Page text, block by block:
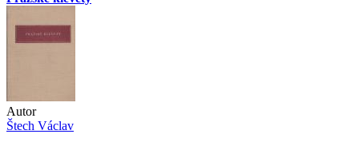
Autor
Štech Václav